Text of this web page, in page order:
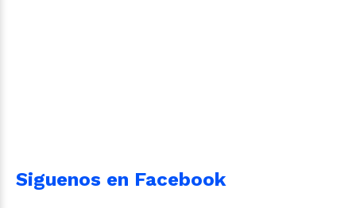
Siguenos en Facebook